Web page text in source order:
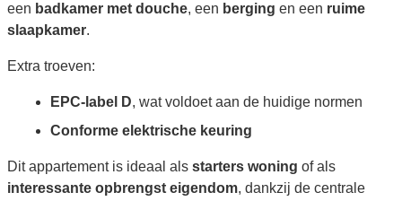
een badkamer met douche, een berging en een ruime
slaapkamer.
Extra troeven:
EPC-label D, wat voldoet aan de huidige normen
Conforme elektrische keuring
Dit appartement is ideaal als starters woning of als
interessante opbrengst eigendom, dankzij de centrale